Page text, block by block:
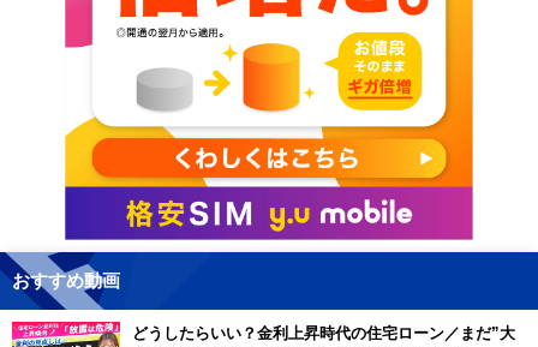
おすすめ動画
どうしたらいい？金利上昇時代の住宅ローン／まだ”大